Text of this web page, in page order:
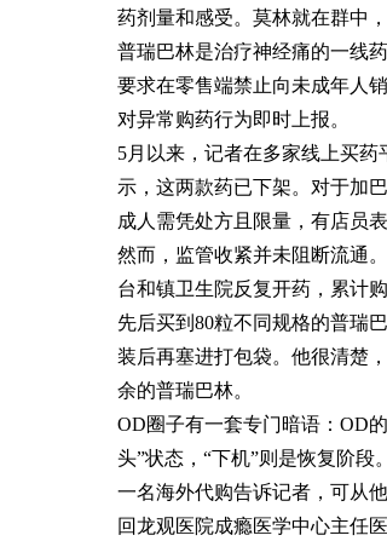
药剂量和感受。莫林就在群中
普瑞巴林是治疗神经痛的一线
要求在零售端禁止向未成年人
对异常购药行为即时上报。
5月以来，记者在多家线上买
示，这两款药已下架。对于加
成人需凭处方且限量，有店员
然而，监管收紧并未阻断流通
台和镇卫生院反复开药，累计
先后买到80粒不同规格的普瑞
装后再塞进打包袋。他很清楚
余的普瑞巴林。
OD圈子有一套专门暗语：OD
头”状态，“下机”则是恢复阶段
一名海外代购告诉记者，可从
回龙观医院成瘾医学中心主任